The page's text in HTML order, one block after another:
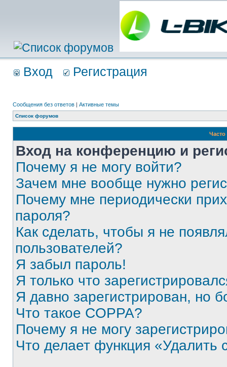
Вход Регистрация
Сообщения без ответов | Активные темы
Список форумов
Вход на конференцию и
Почему я не могу войти?
Зачем мне вообще нужно
Почему мне периодически
пароля?
Как сделать, чтобы я не
пользователей?
Я забыл пароль!
Я только что
Я давно зарегистрирован, но
Что такое COPPA?
Почему я не могу
Что делает функция «Удалить